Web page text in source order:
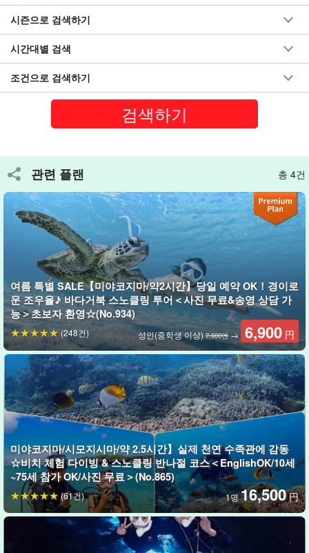
아침 일찍부터 투어로,푸른 동굴을 독점하다!(9시경부터 매우
혼잡합니다.)
◆푸른 동굴의 원조 가게
야기와 함께 재미있고 친절하게 안내한다.
현지의 한정된 상점만 들어갈 수 있는 극히 드문 해역이다.
섬 내 유일한 글래스 보트로 안내한다.
약 1시간의 콤팩트한 투어로 아라베 섬의 아름다운 해중・해상
을 무리 없이 안내합니다.
(단시간 투어로 투어 후 일정도 쉽게 잡을 수 있다).
사용 보트는 이쪽 ☆ 사용 보트
커스텀 글라스보트 클리어시【텐류
시즌으로 검색하기
시간대별 검색
조건으로 검색하기
관련 플랜 총 4건
여름 특별 SALE【미야코지마/약2시간】당일 예약 OK！경이로
운 조우율♪ 바다거북 스노클링 투어＜사진 무료&송영 상담 가
능＞초보자 환영☆(No.934)
성인(중학생 이상) 7,900엔 → 6,900 円
(248건)
미야코지마/시모지시마/약 2.5시간】실제 천연 수족관에 감동
☆비치 체험 다이빙 & 스노클링 반나절 코스＜EnglishOK/10세
~75세 참가 OK/사진 무료＞(No.865)
1명16,500 円
(61건)